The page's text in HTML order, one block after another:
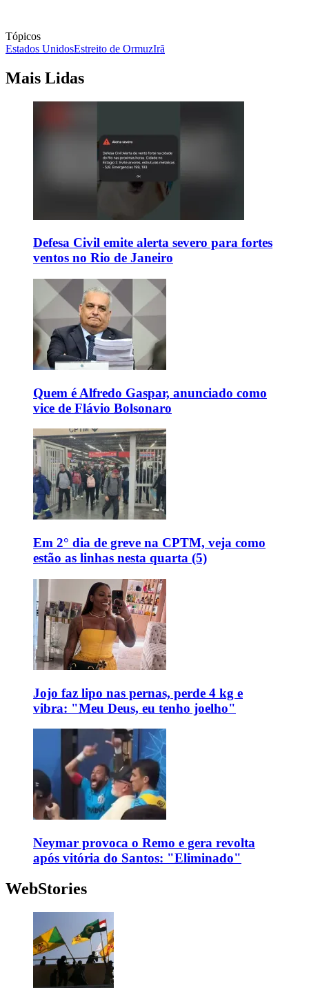
Tópicos
Estados UnidosEstreito de OrmuzIrã
Mais Lidas
Defesa Civil emite alerta severo para fortes
ventos no Rio de Janeiro
Quem é Alfredo Gaspar, anunciado como
vice de Flávio Bolsonaro
Em 2° dia de greve na CPTM, veja como
estão as linhas nesta quarta (5)
Jojo faz lipo nas pernas, perde 4 kg e
vibra: "Meu Deus, eu tenho joelho"
Neymar provoca o Remo e gera revolta
após vitória do Santos: "Eliminado"
WebStories